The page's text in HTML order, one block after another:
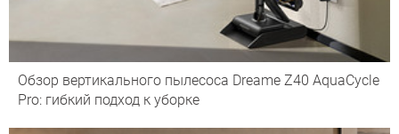
Обзор вертикального пылесоса Dreame Z40 AquaCycle
Pro: гибкий подход к уборке